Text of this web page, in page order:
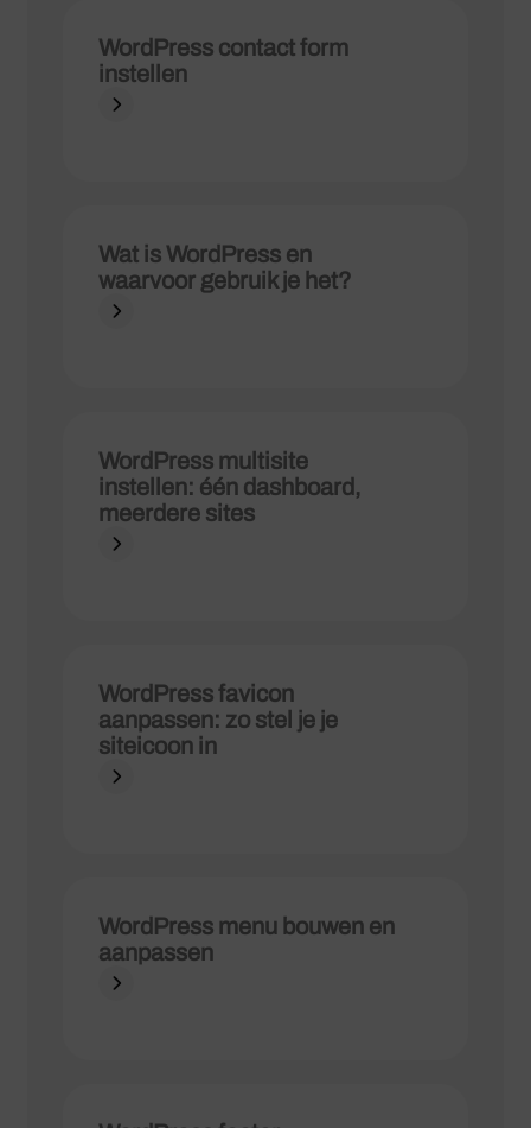
WordPress contact form
instellen
Wat is WordPress en
waarvoor gebruik je het?
WordPress multisite
instellen: één dashboard,
meerdere sites
WordPress favicon
aanpassen: zo stel je je
siteicoon in
WordPress menu bouwen en
aanpassen